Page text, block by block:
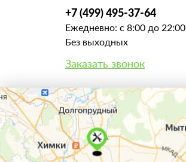
+7 (499) 495-37-64
Ежедневно: с 8:00 до 22:00
Без выходных
Заказать звонок